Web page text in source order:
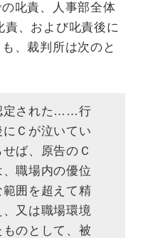
叱責、人事部全体
責、および叱責後に
、裁判所は次のと
定された……行
Ｃが泣いてい
ば、原告のＣ
職場内の優位
囲を超えて精
又は職場環境
のとして、被